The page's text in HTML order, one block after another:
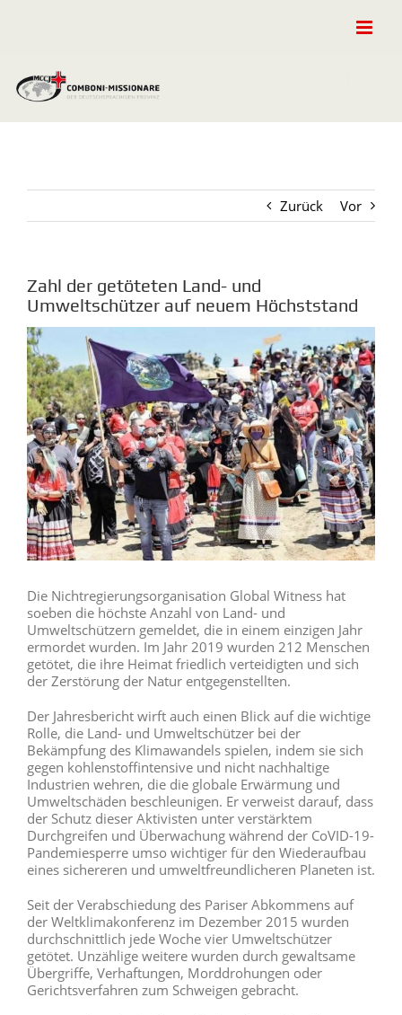
Zurück Vor
Zahl der getöteten Land- und
Umweltschützer auf neuem Höchststand
Zeige
grösseres
Bild
Die Nichtregierungsorganisation Global Witness hat
soeben die höchste Anzahl von Land- und
Umweltschützern gemeldet, die in einem einzigen Jahr
ermordet wurden. Im Jahr 2019 wurden 212 Menschen
getötet, die ihre Heimat friedlich verteidigten und sich
der Zerstörung der Natur entgegenstellten.
Der Jahresbericht wirft auch einen Blick auf die wichtige
Rolle, die Land- und Umweltschützer bei der
Bekämpfung des Klimawandels spielen, indem sie sich
gegen kohlenstoffintensive und nicht nachhaltige
Industrien wehren, die die globale Erwärmung und
Umweltschäden beschleunigen. Er verweist darauf, dass
der Schutz dieser Aktivisten unter verstärktem
Durchgreifen und Überwachung während der CoVID-19-
Pandemiesperre umso wichtiger für den Wiederaufbau
eines sichereren und umweltfreundlicheren Planeten ist.
Seit der Verabschiedung des Pariser Abkommens auf
der Weltklimakonferenz im Dezember 2015 wurden
durchschnittlich jede Woche vier Umweltschützer
getötet. Unzählige weitere wurden durch gewaltsame
Übergriffe, Verhaftungen, Morddrohungen oder
Gerichtsverfahren zum Schweigen gebracht.